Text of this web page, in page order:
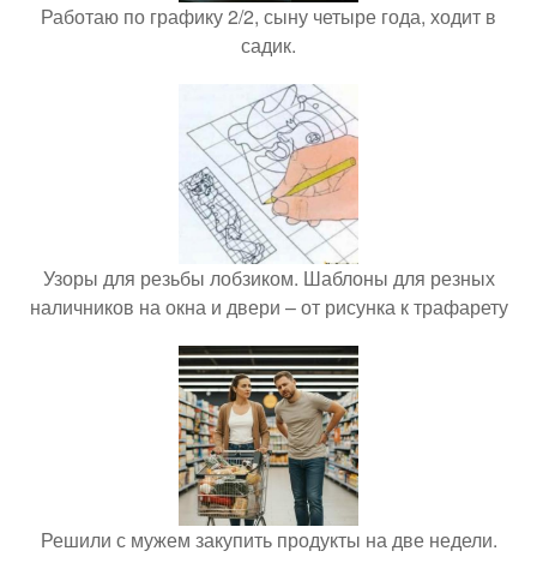
Работаю по графику 2/2, сыну четыре года, ходит в
садик.
Узоры для резьбы лобзиком. Шаблоны для резных
наличников на окна и двери – от рисунка к трафарету
Решили с мужем закупить продукты на две недели.